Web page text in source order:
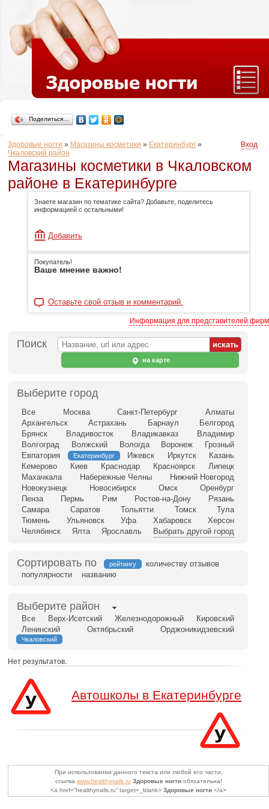
Поделиться…
Здоровые ногти » Магазины косметики » Екатеринбург »
Чкаловский район
Вход
Магазины косметики в Чкаловском
районе в Екатеринбурге
Знаете магазин по тематике сайта? Добавьте, поделитесь
информацией с остальными!
Добавить
Покупатель!
Ваше мнение важно!
Оставьте свой отзыв и комментарий.
Информация для представителей фирм
Поиск
на карте
Выберите город
Все Москва Санкт-Петербург
Алматы
Архангельск
Астрахань Барнаул
Белгород
Брянск
Владивосток Владикавказ
Владимир
Волгоград
Волжский Вологда Воронеж
Грозный
Евпатория
Екатеринбург Ижевск Иркутск
Казань
Кемерово
Киев Краснодар Красноярск
Липецк
Махачкала
Набережные Челны
Нижний Новгород
Новокузнецк
Новосибирск Омск
Оренбург
Пенза
Пермь Рим Ростов-на-Дону
Рязань
Самара
Саратов Тольятти Томск
Тула
Тюмень
Ульяновск Уфа Хабаровск
Херсон
Челябинск
Ялта Ярославль Выбрать другой город
Сортировать по рейтингу
количеству отзывов
популярности
названию
Выберите район
Все Верх-Исетский Железнодорожный
Кировский
Ленинский
Октябрьский Орджоникидзевский
Чкаловский
Нет результатов.
Автошколы в Екатеринбурге
При использовании данного текста или любой его части,
ссылка www.healthynails.ru Здоровые ногтиобязательна!
<a href=”healthynails.ru” target=_blank> Здоровые ногти </a>